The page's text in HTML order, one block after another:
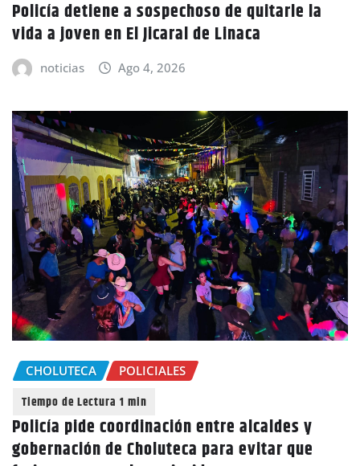
Policía detiene a sospechoso de quitarle la
vida a joven en El Jicaral de Linaca
noticias Ago 4, 2026
CHOLUTECA POLICIALES
Policía pide coordinación entre alcaldes y
gobernación de Choluteca para evitar que